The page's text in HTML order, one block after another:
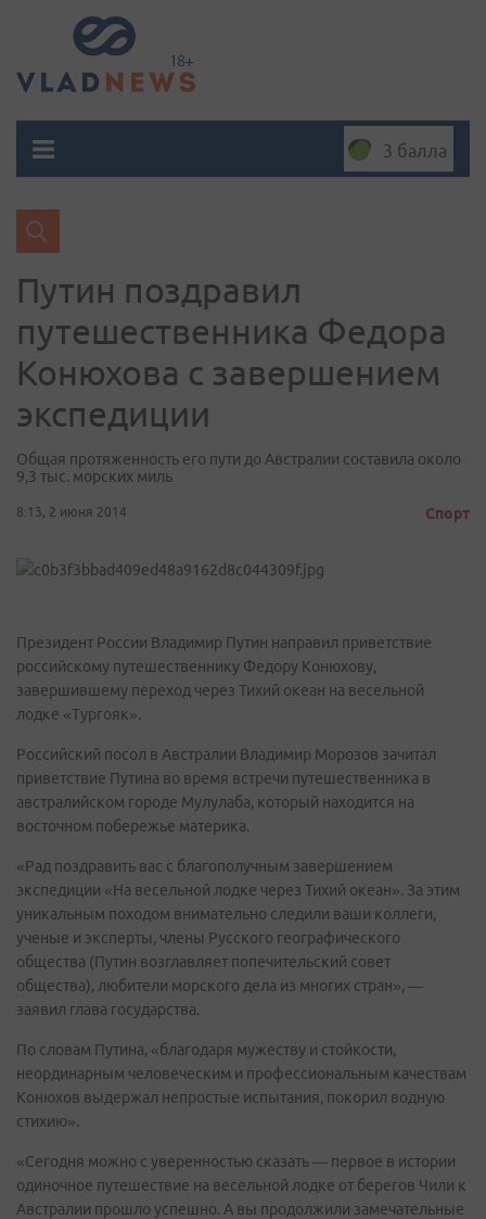
3 балла
Путин поздравил
путешественника Федора
Конюхова с завершением
экспедиции
Общая протяженность его пути до Австралии составила около
9,3 тыс. морских миль
8:13, 2 июня 2014 Спорт
Президент России Владимир Путин направил приветствие
российскому путешественнику Федору Конюхову,
завершившему переход через Тихий океан на весельной
лодке «Тургояк».
Российский посол в Австралии Владимир Морозов зачитал
приветствие Путина во время встречи путешественника в
австралийском городе Мулулаба, который находится на
восточном побережье материка.
«Рад поздравить вас с благополучным завершением
экспедиции «На весельной лодке через Тихий океан». За этим
уникальным походом внимательно следили ваши коллеги,
ученые и эксперты, члены Русского географического
общества (Путин возглавляет попечительский совет
общества), любители морского дела из многих стран», —
заявил глава государства.
По словам Путина, «благодаря мужеству и стойкости,
неординарным человеческим и профессиональным качествам
Конюхов выдержал непростые испытания, покорил водную
стихию».
«Сегодня можно с уверенностью сказать — первое в истории
одиночное путешествие на весельной лодке от берегов Чили к
Австралии прошло успешно. А вы продолжили замечательные